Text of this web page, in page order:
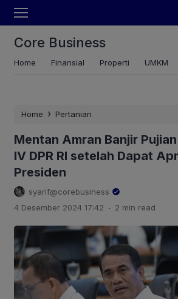
Core Business
Home Finansial Properti UMKM
Home › Pertanian
Mentan Amran Banjir
IV DPR RI setelah Dapat
Presiden
syarif@corebusiness
4 Desember 2024 17:42 . 2 min read